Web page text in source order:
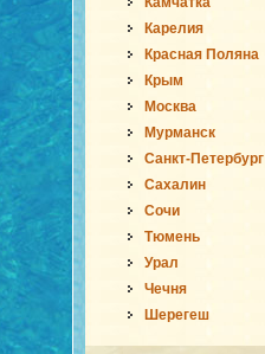
Карелия
Красная Поляна
Крым
Москва
Мурманск
Санкт-Петербург
Сахалин
Сочи
Тюмень
Урал
Чечня
Шерегеш